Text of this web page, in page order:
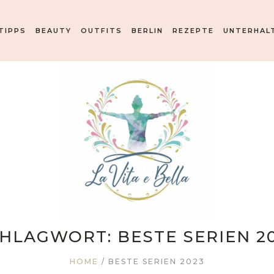
BEAUTY OUTFITS BERLIN REZEPTE
BESTE SERIEN
HOME / BESTE SERIEN 2023